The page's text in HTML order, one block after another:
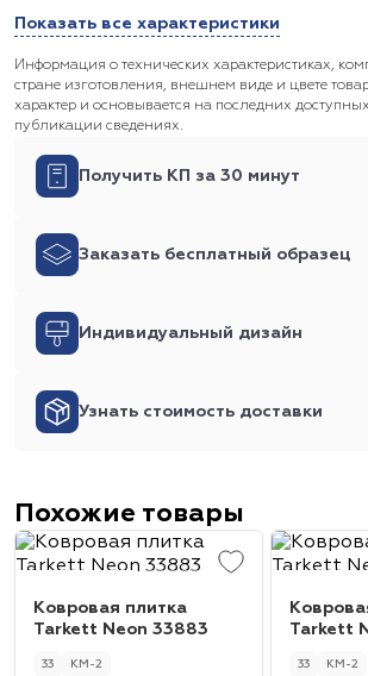
Показать все характеристики
Информация о технических характеристиках,
стране изготовления, внешнем виде и цвете
характер и основывается на последних
публикации сведениях.
Получить КП за 30 минут
Заказать бесплатный образец
Индивидуальный дизайн
Узнать стоимость доставки
Похожие товары
Ковровая плитка
Tarkett Neon 33883
33 КМ-2
Tarkett
33 КМ-2